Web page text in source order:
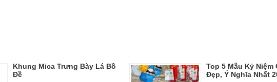
Khung Mica Trưng Bày Lá Bồ
Đề
Top 5 Mẫu Kỷ Niệm
Đẹp, Ý Nghĩa Nhất